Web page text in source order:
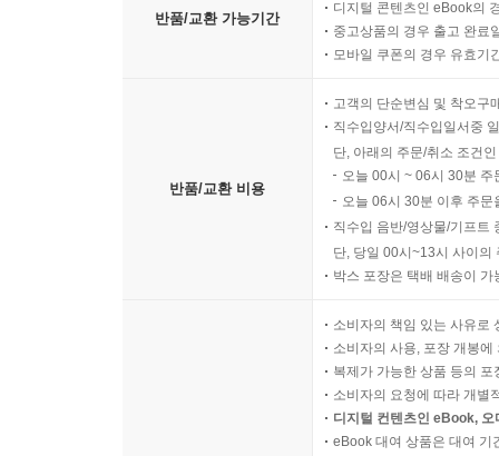
반품/교환 가능기간
디지털 콘텐츠인 eBook의
중고상품의 경우 출고 완료
모바일 쿠폰의 경우 유효기
반품/교환 비용
고객의 단순변심 및 착오구
직수입양서/직수입일서중
단, 아래의 주문/취소 조건
오늘 00시 ~ 06시 30분
오늘 06시 30분 이후 주
직수입 음반/영상물/기프트
단, 당일 00시~13시 사이의
박스 포장은 택배 배송이
소비자의 책임 있는 사유로
소비자의 사용, 포장 개봉
복제가 가능한 상품 등의
소비자의 요청에 따라 개별
디지털 컨텐츠인 eBook,
eBook 대여 상품은 대여 기